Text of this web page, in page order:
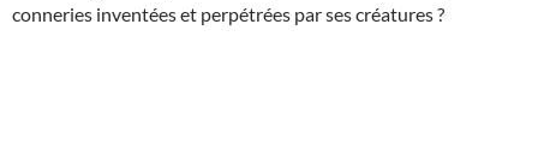
conneries inventées et perpétrées par ses créatures ?